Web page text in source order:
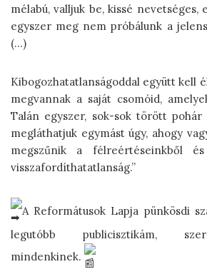
mélabú, valljuk be, kissé nevetséges,
egyszer meg nem próbálunk a
(…)
Kibogozhatatlanságoddal együtt kell
megvannak a saját csomóid,
Talán egyszer, sok-sok törött
megláthatjuk egymást úgy, ahogy
megszűnik a félreértéseinkből
visszafordíthatatlanság.”
A Reformátusok Lapja pünkösdi
legutóbb publicisztikám,
mindenkinek.